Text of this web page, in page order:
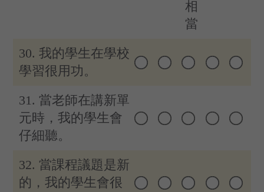
相
當
30. 我的學生在學校
學習很用功。
31. 當老師在講新單
元時，我的學生會
仔細聽。
32. 當課程議題是新
的，我的學生會很